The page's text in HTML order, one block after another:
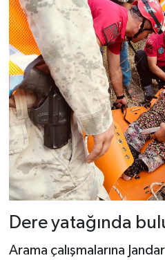
Dere yatağında
Arama çalışmalarına